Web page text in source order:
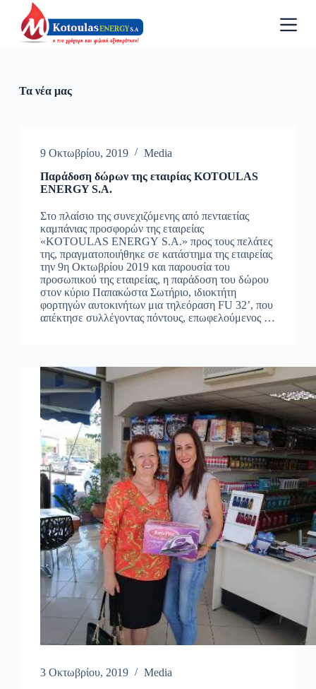
σΤα νέα μας
9 Οκτωβρίου, 2019
Media
Παράδοση δώρων της εταιρίας KOTOULAS
ENERGY S.A.
Στο πλαίσιο της συνεχιζόμενης από πενταετίας
καμπάνιας προσφορών της εταιρείας
«KOTOULAS ENERGY S.A.» προς τους πελάτες
της, πραγματοποιήθηκε σε κατάστημα της εταιρείας
την 9η Οκτωβρίου 2019 και παρουσία του
προσωπικού της εταιρείας, η παράδοση του δώρου
στον κύριο Παπακώστα Σωτήριο, ιδιοκτήτη
φορτηγών αυτοκινήτων μια τηλεόραση FU 32’, που
απέκτησε συλλέγοντας πόντους, επωφελούμενος …
3 Οκτωβρίου, 2019
Media